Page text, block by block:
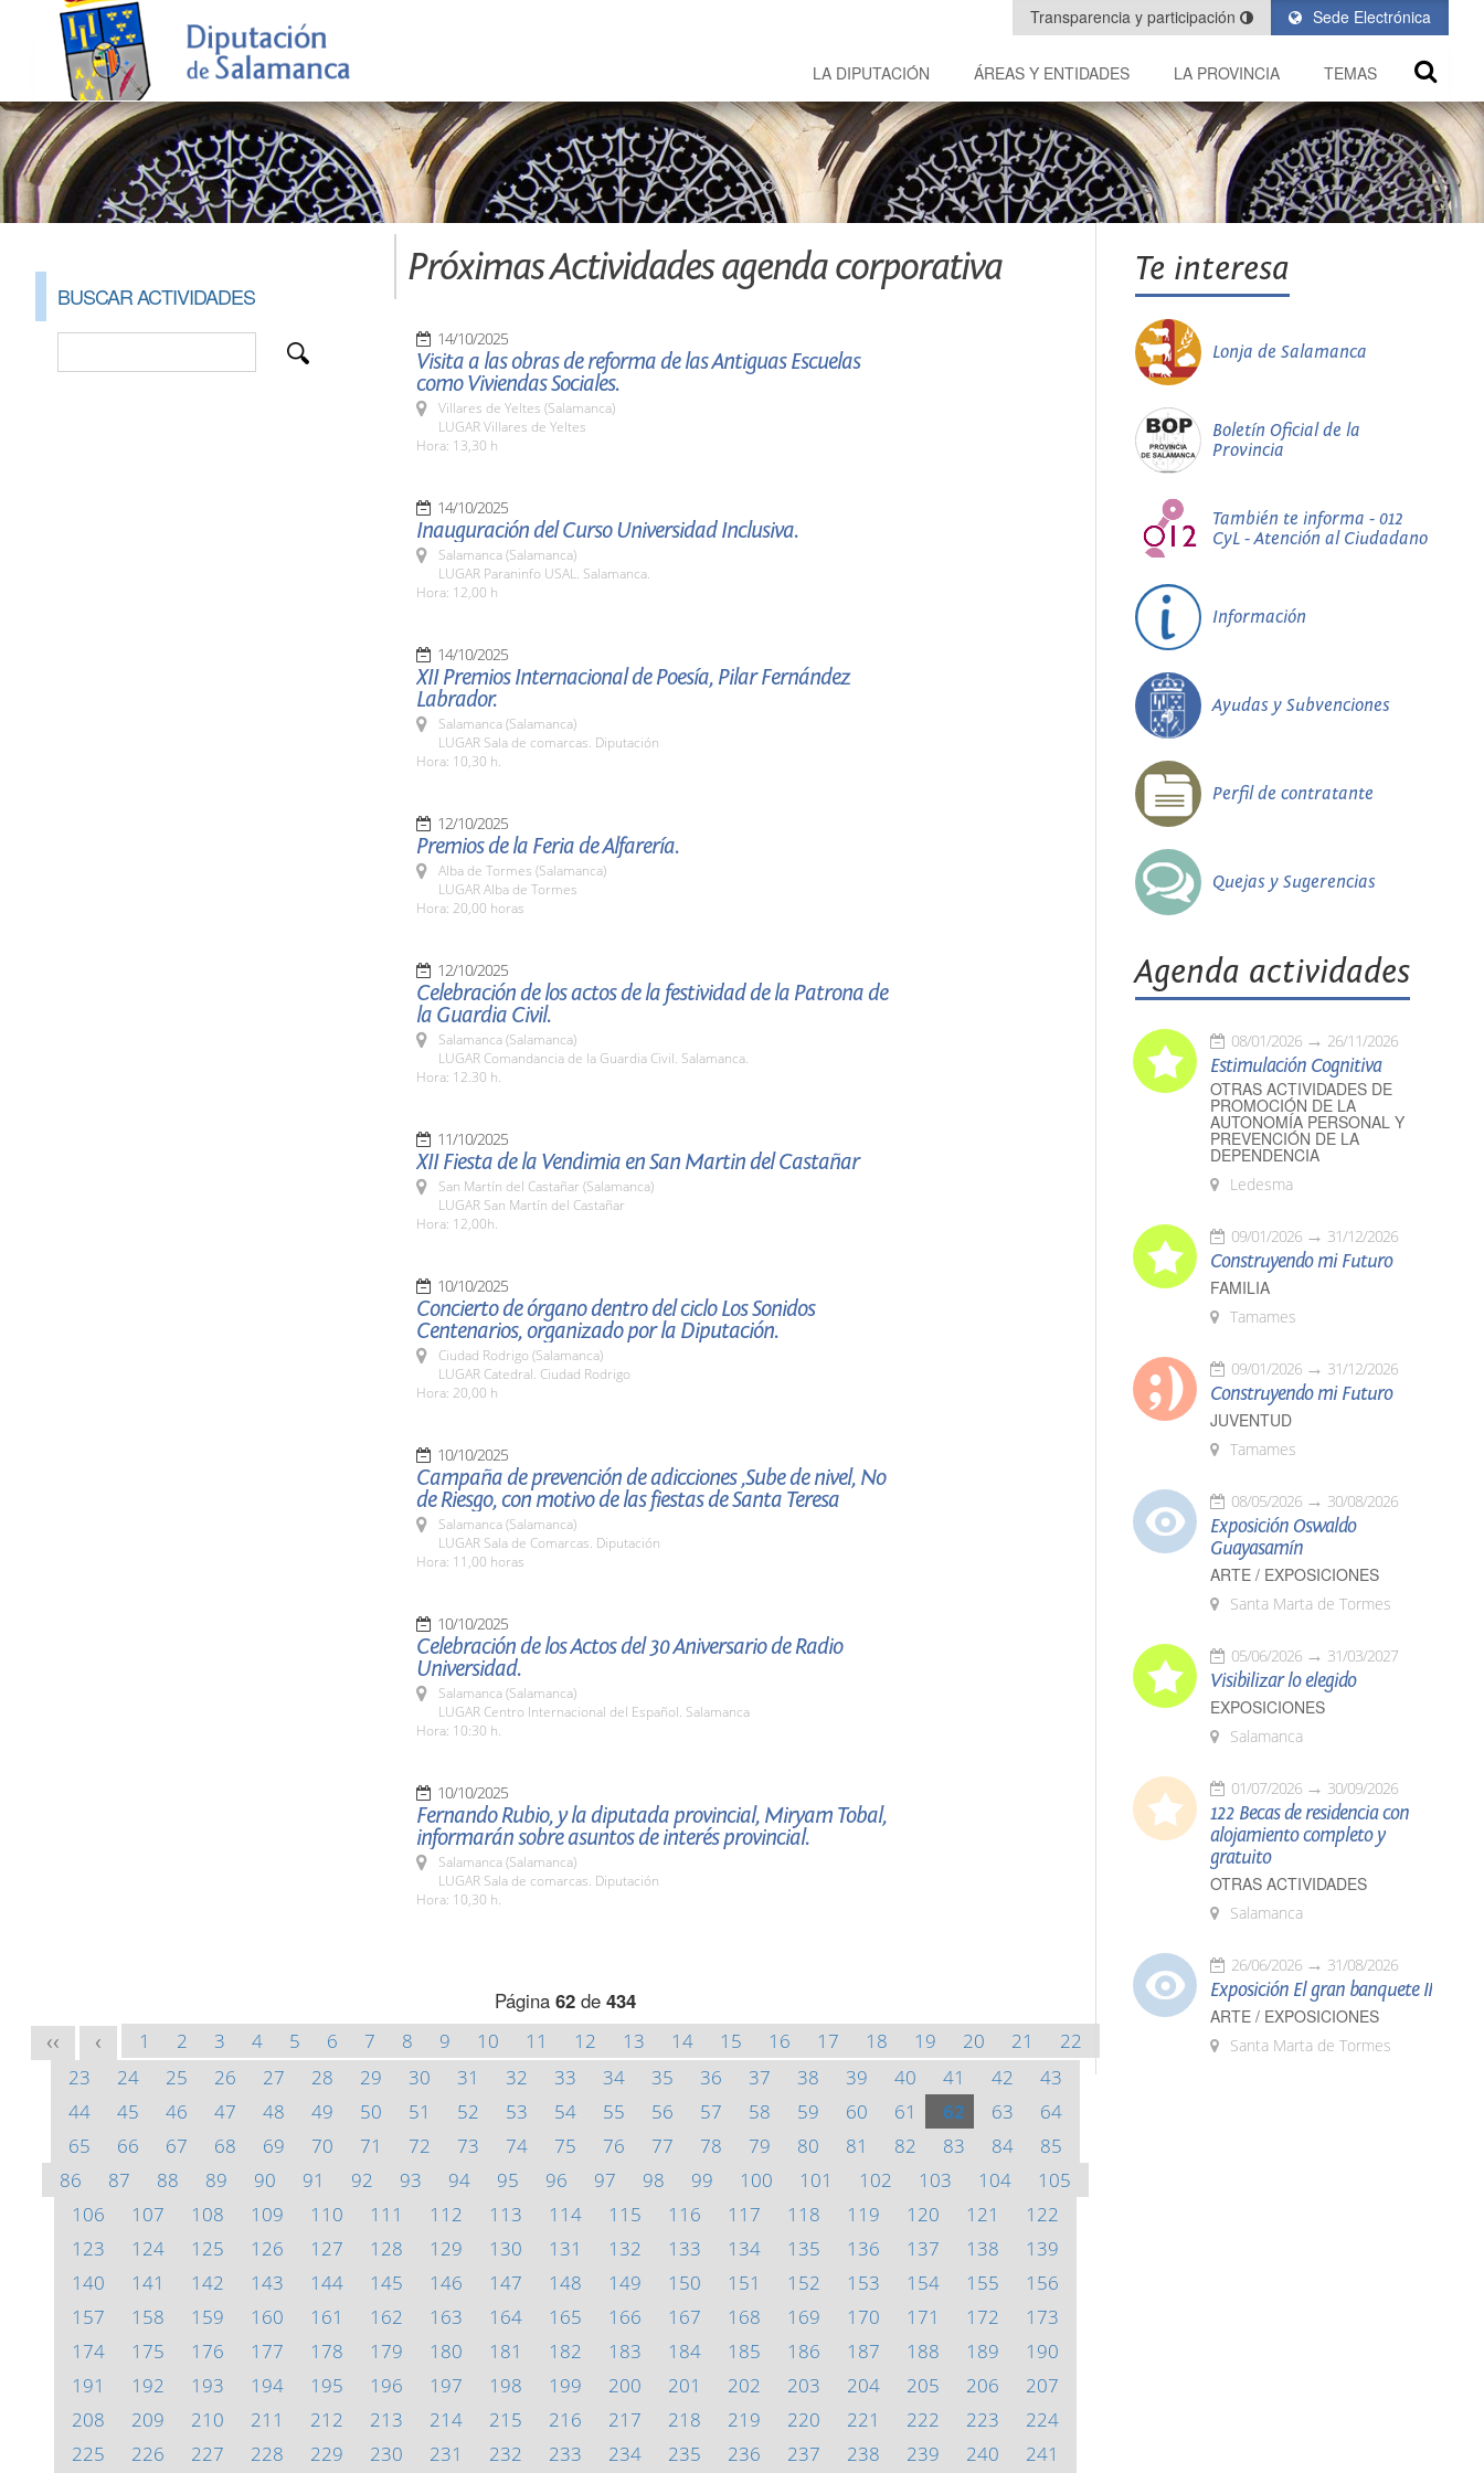
Sede Electrónica
Transparencia y participación
LA DIPUTACIÓN ÁREAS Y ENTIDADES LA PROVINCIA TEMAS
BUSCAR ACTIVIDADES
Próximas Actividades agenda corporativa
14/10/2025
Visita a las obras de reforma de las Antiguas Escuelas
como Viviendas Sociales.
Villares de Yeltes (Salamanca)
LUGAR Villares de Yeltes
Hora: 13,30 h
14/10/2025
Inauguración del Curso Universidad Inclusiva.
Salamanca (Salamanca)
LUGAR Paraninfo USAL. Salamanca.
Hora: 12,00 h
14/10/2025
XII Premios Internacional de Poesía, Pilar Fernández
Labrador.
Salamanca (Salamanca)
LUGAR Sala de comarcas. Diputación
Hora: 10,30 h.
12/10/2025
Premios de la Feria de Alfarería.
Alba de Tormes (Salamanca)
LUGAR Alba de Tormes
Hora: 20,00 horas
12/10/2025
Celebración de los actos de la festividad de la Patrona de
la Guardia Civil.
Salamanca (Salamanca)
LUGAR Comandancia de la Guardia Civil. Salamanca.
Hora: 12.30 h.
11/10/2025
XII Fiesta de la Vendimia en San Martin del Castañar
San Martín del Castañar (Salamanca)
LUGAR San Martín del Castañar
Hora: 12,00h.
10/10/2025
Concierto de órgano dentro del ciclo Los Sonidos
Centenarios, organizado por la Diputación.
Ciudad Rodrigo (Salamanca)
LUGAR Catedral. Ciudad Rodrigo
Hora: 20,00 h
10/10/2025
Campaña de prevención de adicciones ,Sube de nivel, No
de Riesgo, con motivo de las fiestas de Santa Teresa
Salamanca (Salamanca)
LUGAR Sala de Comarcas. Diputación
Hora: 11,00 horas
10/10/2025
Celebración de los Actos del 30 Aniversario de Radio
Universidad.
Salamanca (Salamanca)
LUGAR Centro Internacional del Español. Salamanca
Hora: 10:30 h.
10/10/2025
Fernando Rubio, y la diputada provincial, Miryam Tobal,
informarán sobre asuntos de interés provincial.
Salamanca (Salamanca)
LUGAR Sala de comarcas. Diputación
Hora: 10,30 h.
Página 62 de 434
<< < 1 2 3 4 5 6 7 8 9 10 11 12 13 14 15 16 17 18 19 20 21
22
23
24 25 26 27 28 29 30 31 32 33 34 35 36 37 38 39 40 41 42
43
44
45 46 47 48 49 50 51 52 53 54 55 56 57 58 59 60 61 62 63
64
65
66 67 68 69 70 71 72 73 74 75 76 77 78 79 80 81 82 83 84
85
86
87 88 89 90 91 92 93 94 95 96 97 98 99 100 101 102 103 104
105
106
107 108 109 110 111 112 113 114 115 116 117 118 119 120 121
122
123
124 125 126 127 128 129 130 131 132 133 134 135 136 137 138
139
140
141 142 143 144 145 146 147 148 149 150 151 152 153 154 155
156
157
158 159 160 161 162 163 164 165 166 167 168 169 170 171 172
173
174
175 176 177 178 179 180 181 182 183 184 185 186 187 188 189
190
191
192 193 194 195 196 197 198 199 200 201 202 203 204 205 206
207
208
209 210 211 212 213 214 215 216 217 218 219 220 221 222 223
224
225
226 227 228 229 230 231 232 233 234 235 236 237 238 239 240 241
Te interesa
Lonja de Salamanca
Boletín Oficial de la
Provincia
También te informa - 012
CyL - Atención al Ciudadano
Información
Ayudas y Subvenciones
Perfil de contratante
Quejas y Sugerencias
Agenda actividades
08/01/2026 26/11/2026
Estimulación Cognitiva
OTRAS ACTIVIDADES DE
PROMOCIÓN DE LA
AUTONOMÍA PERSONAL Y
PREVENCIÓN DE LA
DEPENDENCIA
Ledesma
09/01/2026 31/12/2026
Construyendo mi Futuro
FAMILIA
Tamames
09/01/2026 31/12/2026
Construyendo mi Futuro
JUVENTUD
Tamames
08/05/2026 30/08/2026
Exposición Oswaldo
Guayasamín
ARTE / EXPOSICIONES
Santa Marta de Tormes
05/06/2026 31/03/2027
Visibilizar lo elegido
EXPOSICIONES
Salamanca
01/07/2026 30/09/2026
122 Becas de residencia con
alojamiento completo y
gratuito
OTRAS ACTIVIDADES
Salamanca
26/06/2026 31/08/2026
Exposición El gran banquete II
ARTE / EXPOSICIONES
Santa Marta de Tormes